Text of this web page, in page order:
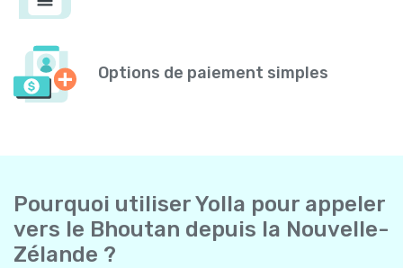
Options de paiement simples
Pourquoi utiliser Yolla pour appeler
vers le Bhoutan depuis la Nouvelle-
Zélande ?